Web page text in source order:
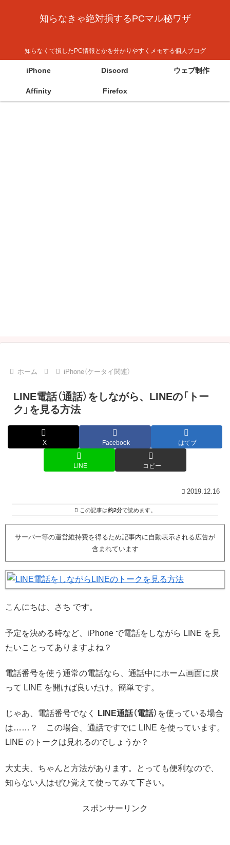
知らなきゃ絶対損するPCマル秘ワザ
知らなくて損したPC情報とかを分かりやすくメモする個人ブログ
iPhone Discord ウェブ制作
Affinity Firefox
ホーム iPhone（ケータイ関連）
LINE電話（通話）をしながら、LINEの「トー
ク」を見る方法
X Facebook はてブ
LINE コピー
2019.12.16
この記事は約2分で読めます。
サーバー等の運営維持費を得るため記事内に自動表示される広告が
含まれています
こんにちは、さち です。
予定を決める時など、iPhone で電話をしながら LINE を見
たいことってありますよね？
電話番号を使う通常の電話なら、通話中にホーム画面に戻
って LINE を開けば良いだけ。簡単です。
じゃあ、電話番号でなく LINE通話（電話） を使っている場合
は……？ この場合、通話ですでに LINE を使っています。
LINE のトークは見れるのでしょうか？
大丈夫、ちゃんと方法があります。とっても便利なので、
知らない人はぜひ覚えて使ってみて下さい。
スポンサーリンク